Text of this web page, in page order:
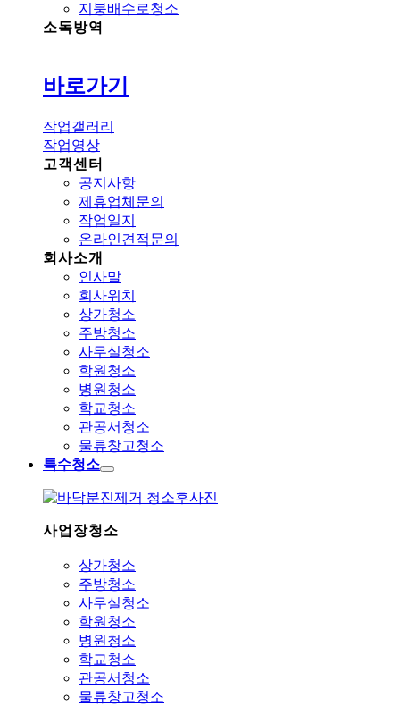
지붕배수로청소
소독방역
바로가기
작업갤러리
작업영상
고객센터
공지사항
제휴업체문의
작업일지
온라인견적문의
회사소개
인사말
회사위치
상가청소
주방청소
사무실청소
학원청소
병원청소
학교청소
관공서청소
물류창고청소
특수청소
사업장청소
상가청소
주방청소
사무실청소
학원청소
병원청소
학교청소
관공서청소
물류창고청소